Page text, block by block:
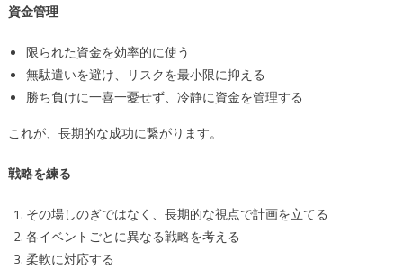
資金管理
限られた資金を効率的に使う
無駄遣いを避け、リスクを最小限に抑える
勝ち負けに一喜一憂せず、冷静に資金を管理する
これが、長期的な成功に繋がります。
戦略を練る
その場しのぎではなく、長期的な視点で計画を立てる
各イベントごとに異なる戦略を考える
柔軟に対応する